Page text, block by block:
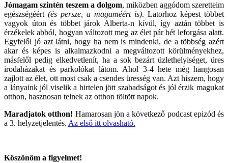
Jómagam szintén teszem a dolgom, miközben aggódom szeretteim
egészségéért (és persze, a magaméért is). Latorhoz képest többet
vagyok úton és többet járok Alberta-n kívül, így aztán többet is
érzékelek abból, hogyan változott meg az élet pár hét leforgása alatt.
Egyfelől jó azt látni, hogy ha nem is mindenki, de a többség azért
akar és képes is alkalmazkodni a megváltozott körülményekhez,
másfelől pedig elkedvetlenít, ha a sok bezárt üzlethelyiséget, üres
irodaházakat és parkolókat látom. Ahol 3-4 hete még hangosan
zajlott az élet, ott most csak a csendes üresség van. Azt hiszem, hogy
a lányaink jól viselik a hirtelen jött szabadságot és jól érzik magukat
otthon, hasznosan telnek az otthon töltött napok.
Maradjatok otthon! Hamarosan jön a következő podcast epizód és
a 3. helyzetjelentés. Az első itt olvasható.
Köszönöm a figyelmet!